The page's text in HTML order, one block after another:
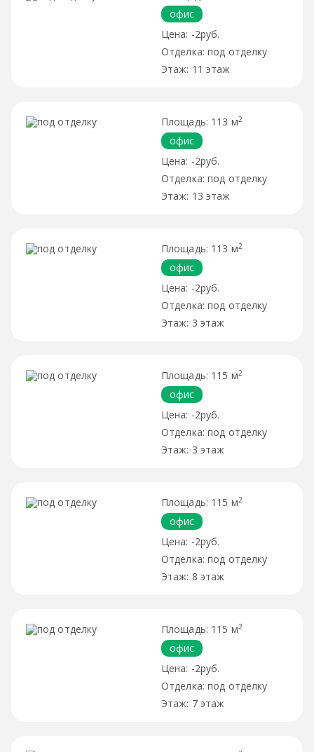
офис
-2руб.
под отделку
11 этаж
113 м2
офис
-2руб.
под отделку
13 этаж
113 м2
офис
-2руб.
под отделку
3 этаж
115 м2
офис
-2руб.
под отделку
3 этаж
115 м2
офис
-2руб.
под отделку
8 этаж
115 м2
офис
-2руб.
под отделку
7 этаж